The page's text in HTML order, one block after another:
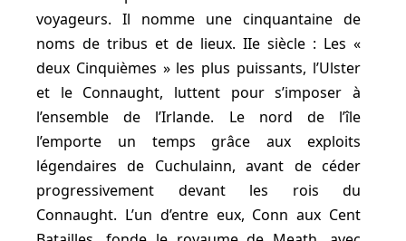
voyageurs. Il nomme une cinquantaine de
noms de tribus et de lieux. IIe siècle : Les «
deux Cinquièmes » les plus puissants, l’Ulster
et le Connaught, luttent pour s’imposer à
l’ensemble de l’Irlande. Le nord de l’île
l’emporte un temps grâce aux exploits
légendaires de Cuchulainn, avant de céder
progressivement devant les rois du
Connaught. L’un d’entre eux, Conn aux Cent